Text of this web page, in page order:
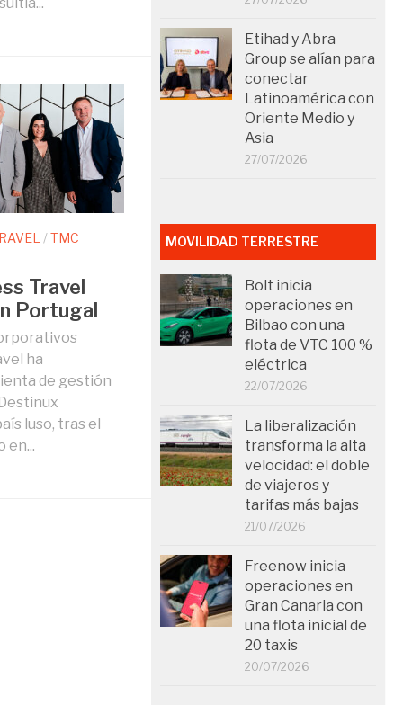
/TMC
Travel
Portugal
ha
de gestión
luso, tras el
en...
Etihad y Abra
Group se alían para
conectar
Latinoamérica con
Oriente Medio y
Asia
27/07/2026
MOVILIDAD TERRESTRE
Bolt inicia
operaciones en
Bilbao con una
flota de VTC 100 %
eléctrica
22/07/2026
La liberalización
transforma la alta
velocidad: el doble
de viajeros y
tarifas más bajas
21/07/2026
Freenow inicia
operaciones en
Gran Canaria con
una flota inicial de
20 taxis
20/07/2026